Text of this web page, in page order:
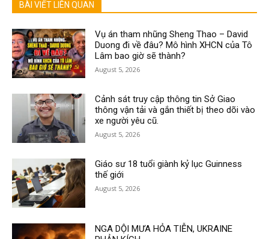
BÀI VIẾT LIÊN QUAN
Vụ án tham nhũng Sheng Thao – David
Duong đi về đâu? Mô hình XHCN của Tô
Lâm bao giờ sẽ thành?
August 5, 2026
Cảnh sát truy cập thông tin Sở Giao
thông vận tải và gắn thiết bị theo dõi vào
xe người yêu cũ.
August 5, 2026
Giáo sư 18 tuổi giành kỷ lục Guinness
thế giới
August 5, 2026
NGA DỘI MƯA HỎA TIỄN, UKRAINE